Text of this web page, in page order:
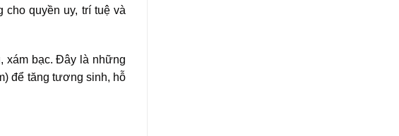
quyền uy, trí tuệ và
xám bạc. Đây là những
để tăng tương sinh, hỗ